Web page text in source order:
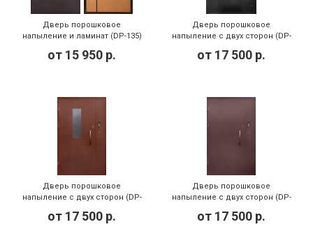
Дверь порошковое
напыление и ламинат (DP-135)
от 15 950 р.
Дверь порошковое
напыление с двух сторон (DP-
от 17 500 р.
Дверь порошковое
напыление с двух сторон (DP-
от 17 500 р.
Дверь порошковое
напыление с двух сторон (DP-
от 17 500 р.